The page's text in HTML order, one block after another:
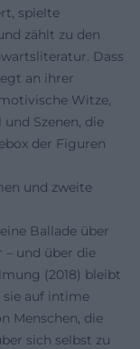
spielte
zählt zu den
Dass
an ihrer
Witze,
Szenen, die
der Figuren
und zweite
Ballade über
– und über die
(2018) bleibt
sie auf intime
Menschen, die
sich selbst zu